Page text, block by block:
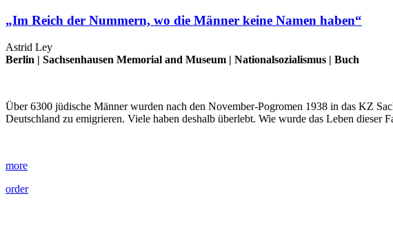
„Im Reich der Nummern, wo die Männer keine Namen haben“
Astrid Ley
Berlin | Sachsenhausen Memorial and Museum | Nationalsozialismus | Buch
Über 6300 jüdische Männer wurden nach den November-Pogromen 1938 in das KZ
Deutschland zu emigrieren. Viele haben deshalb überlebt. Wie wurde das Leben
more
order